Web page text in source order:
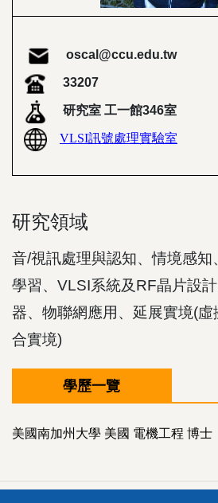
oscal@ccu.edu.tw
33207
研究室 工一館346室
VLSI訊號處理實驗室
研究領域
音/視訊處理與認知、情境感知
學習、VLSI系統及RF晶片設
器、物聯網應用、延展實境(
合實境)
學歷一覽
美國南加州大學 美國 電機工程 博士